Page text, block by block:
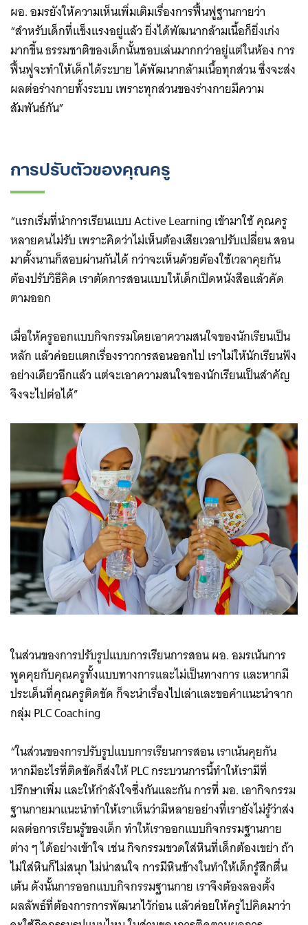
Search
for:
ผอ. อมรยังให้ความเห็นเพิ่มเติมเรื่องการฟื้นฟูฐานกายว่า
“สำหรับเด็กที่แข็งแรงอยู่แล้ว ยิ่งได้พัฒนากล้ามเนื้อก็ยิ่งเก่ง
มากขึ้น ธรรมชาติของเด็กนั้นชอบเล่นมากกว่าอยู่แต่ในห้อง การ
ฟื้นฟูจะทำให้เด็กได้ระบาย ได้พัฒนากล้ามเนื้อทุกส่วน ซึ่งจะส่ง
ผลต่อร่างกายทั้งระบบ เพราะทุกส่วนของร่างกายมีความ
สัมพันธ์กัน”
การปรับตัวของคุณครู
“แรกเริ่มที่นำการเรียนแบบ Active Learning เข้ามาใช้ คุณครู
หลายคนไม่รับ เพราะคิดว่าไม่เห็นต้องเสียเวลาปรับเปลี่ยน สอน
มาตั้งนานก็สอบผ่านกันได้ กว่าจะเห็นด้วยต้องใช้เวลาคุยกัน
ต้องปรับวิธีคิด เราตัดการสอนแบบให้เด็กเปิดหนังสือแล้วคัด
ตามออก
เมื่อให้ครูออกแบบกิจกรรมโดยเอาความสนใจของนักเรียนเป็น
หลัก แล้วค่อยแตกเรื่องราวการสอนออกไป เราไม่ให้นักเรียนฟัง
อย่างเดียวอีกแล้ว แต่จะเอาความสนใจของนักเรียนเป็นสำคัญ
จึงจะไปต่อได้”
ในส่วนของการปรับรูปแบบการเรียนการสอน ผอ. อมรเน้นการ
พูดคุยกับคุณครูทั้งแบบทางการและไม่เป็นทางการ และหากมี
ประเด็นที่คุณครูติดขัด ก็จะนำเรื่องไปเล่าและขอคำแนะนำจาก
กลุ่ม PLC Coaching
“ในส่วนของการปรับรูปแบบการเรียนการสอน เราเน้นคุยกัน
หากมีอะไรที่ติดขัดก็ส่งให้ PLC กระบวนการนี้ทำให้เรามีที่
ปรึกษาเพิ่ม และให้กำลังใจซึ่งกันและกัน การที่ มอ. เอากิจกรรม
ฐานกายมาแนะนำทำให้เราเห็นว่ามีหลายอย่างที่เรายังไม่รู้ว่าส่ง
ผลต่อการเรียนรู้ของเด็ก ทำให้เราออกแบบกิจกรรมฐานกาย
ต่าง ๆ ได้อย่างเข้าใจ เช่น กิจกรรมขวดใส่หินที่เด็กต้องเขย่า ถ้า
ไม่ใส่หินก็ไม่สนุก ไม่น่าสนใจ การมีหินข้างในทำให้เด็กรู้สึกตื่น
เต้น ดังนั้นการออกแบบกิจกรรมฐานกาย เราจึงต้องลองตั้ง
ผลลัพธ์ที่ต้องการการพัฒนาไว้ก่อน แล้วค่อยให้ครูไปคิดมาว่า